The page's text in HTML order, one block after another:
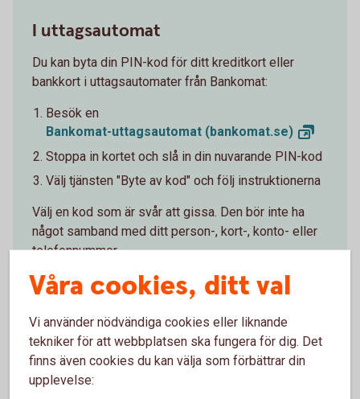
I uttagsautomat
Du kan byta din PIN-kod för ditt kreditkort eller
bankkort i uttagsautomater från Bankomat:
Besök en
Bankomat-uttagsautomat (bankomat.se)
Stoppa in kortet och slå in din nuvarande PIN-kod
Välj tjänsten "Byte av kod" och följ instruktionerna
Välj en kod som är svår att gissa. Den bör inte ha
något samband med ditt person-, kort-, konto- eller
telefonnummer.
Slagit fel PIN-kod 3 gånger?
Våra cookies, ditt val
Vi använder nödvändiga cookies eller liknande
tekniker för att webbplatsen ska fungera för dig. Det
finns även cookies du kan välja som förbättrar din
upplevelse: